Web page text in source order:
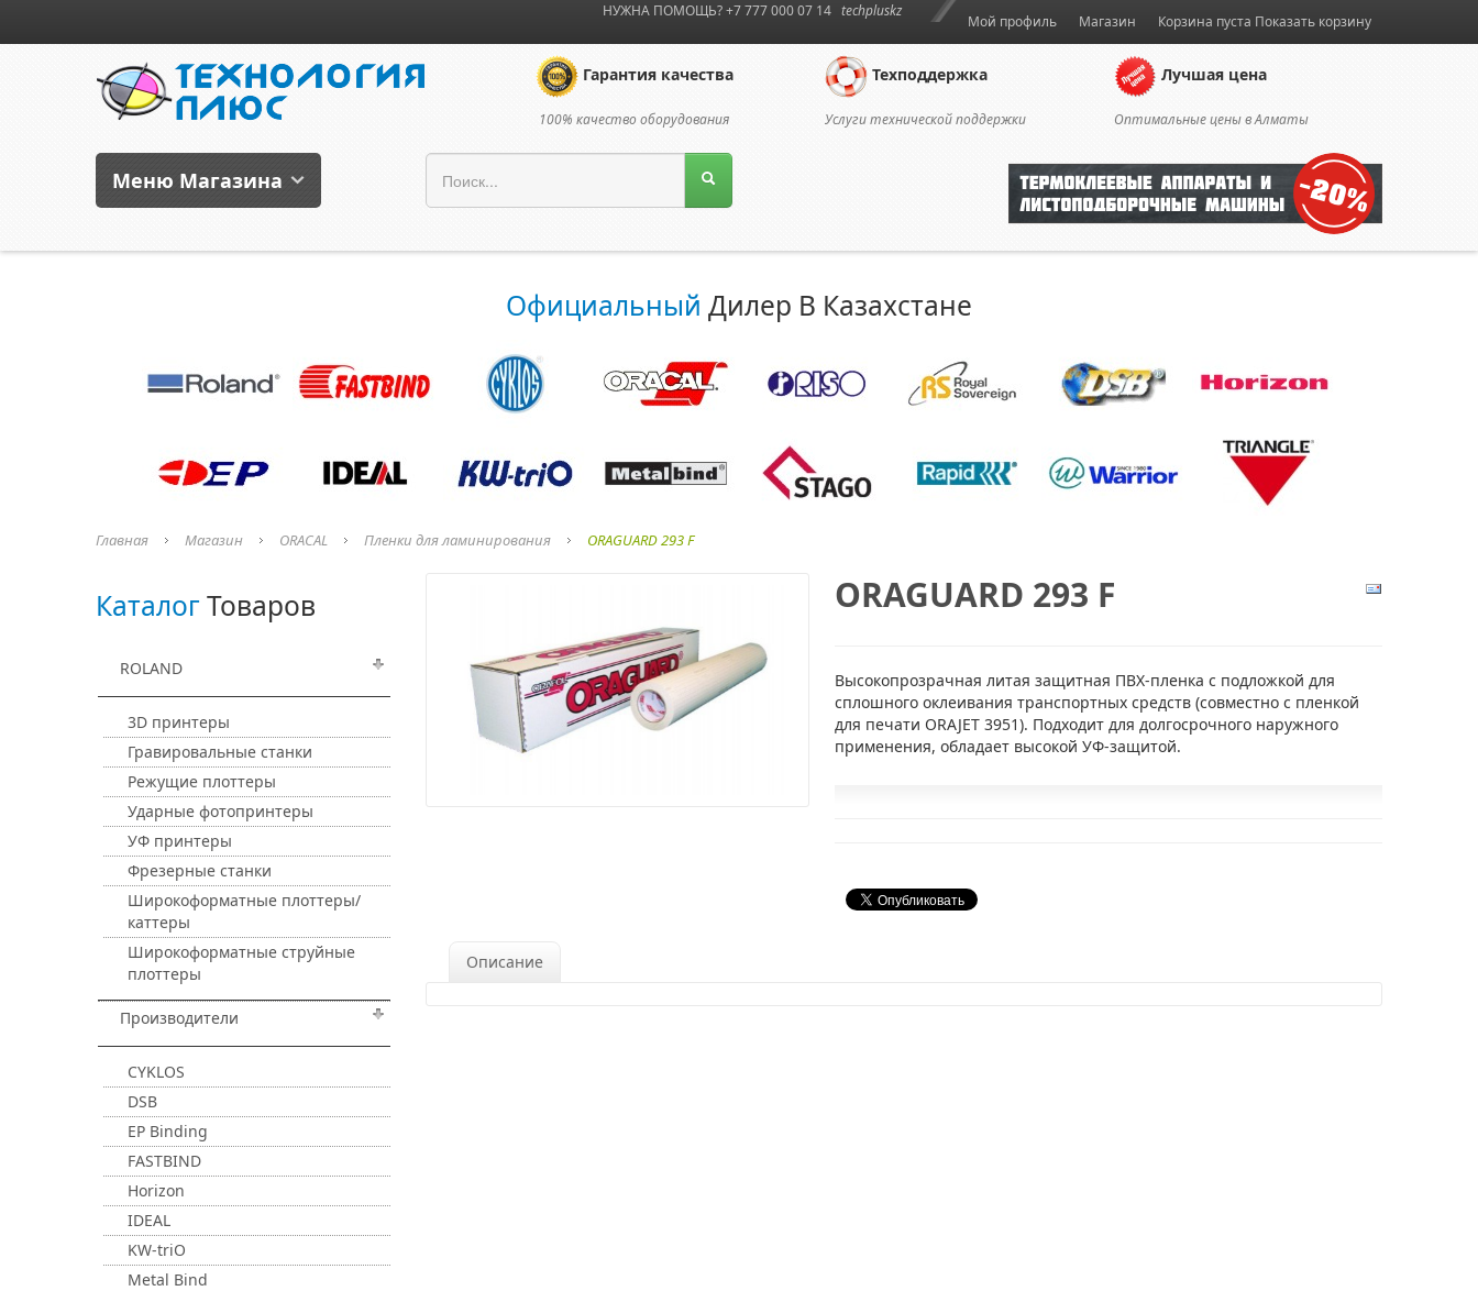
Корзина пуста Показать корзину
Мой профиль Магазин
НУЖНА ПОМОЩЬ? +7 777 000 07 14 techpluskz
Гарантия качества
100% качество оборудования
Техподдержка
Услуги технической поддержки
Лучшая цена
Оптимальные цены в Алматы
Меню Магазина
Официальный Дилер В Казахстане
Главная Магазин ORACAL Пленки для ламинирования ORAGUARD 293 F
КаталогТоваров
ROLAND
3D принтеры
Гравировальные станки
Режущие плоттеры
Ударные фотопринтеры
УФ принтеры
Фрезерные станки
Широкоформатные плоттеры/
каттеры
Широкоформатные струйные
плоттеры
Производители
CYKLOS
DSB
EP Binding
FASTBIND
Horizon
IDEAL
KW-triO
Metal Bind
ORAGUARD 293 F
Высокопрозрачная литая защитная ПВХ-пленка с подложкой для
сплошного оклеивания транспортных средств (совместно с пленкой
для печати ORAJET 3951). Подходит для долгосрочного наружного
применения, обладает высокой УФ-защитой.
Описание